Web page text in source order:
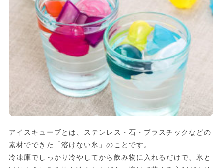
アイスキューブとは、ステンレス・石・プラスチックなどの
素材でできた「溶けない氷」のことです。
冷凍庫でしっかり冷やしてから飲み物に入れるだけで、氷と